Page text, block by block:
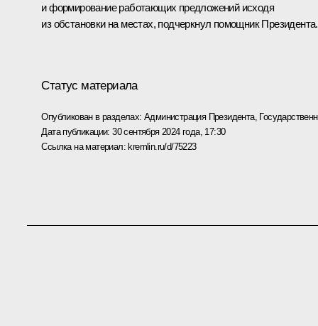
и формирование работающих предложений исходя
из обстановки на местах, подчеркнул помощник Президента.
Статус материала
Опубликован в разделах: Администрация Президента,
Дата публикации:30 сентября 2024 года, 17:30
Ссылка на материал: kremlin.ru/d/75223